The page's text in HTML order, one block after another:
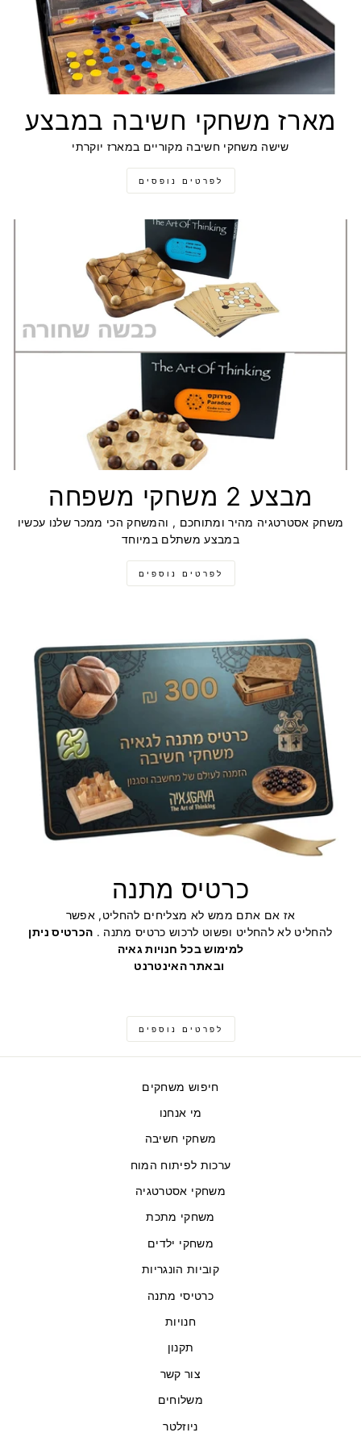
מארז משחקי חשיבה במבצע
שישה משחקי חשיבה מקוריים במארז יוקרתי
לפרטים נופסים
מבצע 2 משחקי משפחה
משחק אסטרטגיה מהיר ומתוחכם , והמשחק הכי ממכר שלנו עכשיו
במבצע משתלם במיוחד
לפרטים נוספים
כרטיס מתנה
אז אם אתם ממש לא מצליחים להחליט, אפשר
להחליט לא להחליט ופשוט לרכוש כרטיס מתנה . הכרטיס ניתן
למימוש בכל חנויות גאיה
לפרטים נוספים
חיפוש משחקים
מי אנחנו
משחקי חשיבה
ערכות לפיתוח המוח
משחקי אסטרטגיה
משחקי מתכת
משחקי ילדים
קוביות הונגריות
כרטיסי מתנה
חנויות
תקנון
צור קשר
משלוחים
ניוזלטר